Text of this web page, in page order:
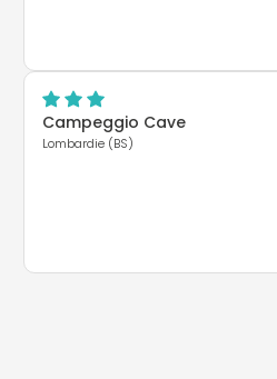
Campeggio Cave
Lombardie (BS)